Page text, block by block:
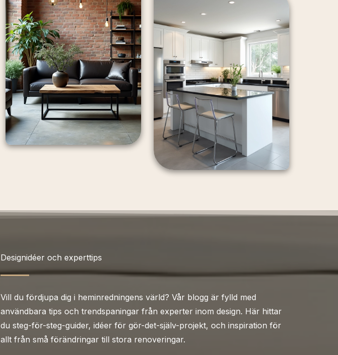
Designidéer och experttips
Vill du fördjupa dig i heminredningens värld? Vår blogg är fylld med
användbara tips och trendspaningar från experter inom design. Här hittar
du steg-för-steg-guider, idéer för gör-det-själv-projekt, och inspiration för
allt från små förändringar till stora renoveringar.